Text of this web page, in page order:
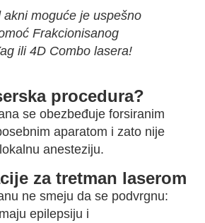
akni moguće je uspešno
Frakcionisanog
ili 4D Combo lasera!
procedura?
se obezbeđuje forsiranim
aparatom i zato nije
anesteziju.
za tretman laserom
ne smeju da se podvrgnu:
epilepsiju i